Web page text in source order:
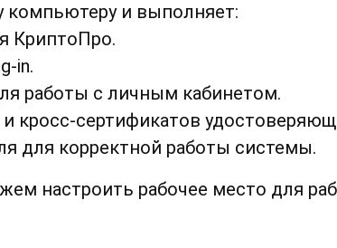
компьютеру и выполняет:
КриптоПро.
in.
работы с личным кабинетом.
кросс-сертификатов
для корректной работы системы.
настроить рабочее место для